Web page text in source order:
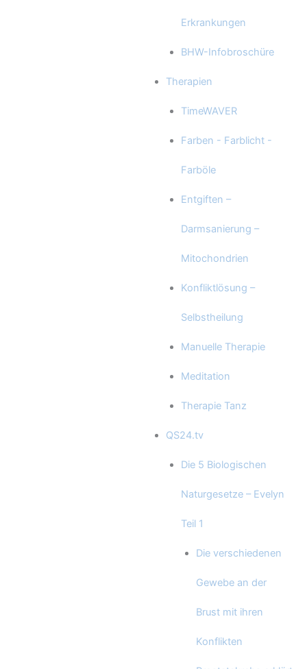
Erkrankungen
BHW-Infobroschüre
Therapien
TimeWAVER
Farben - Farblicht -
Farböle
Entgiften –
Darmsanierung –
Mitochondrien
Konfliktlösung –
Selbstheilung
Manuelle Therapie
Meditation
Therapie Tanz
QS24.tv
Die 5 Biologischen
Naturgesetze – Evelyn
Teil 1
Die verschiedenen
Gewebe an der
Brust mit ihren
Konflikten